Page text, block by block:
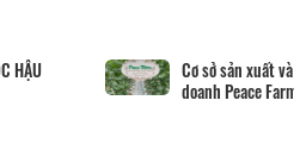
Cơ sở sản xuất và kinh
doanh Peace Farm